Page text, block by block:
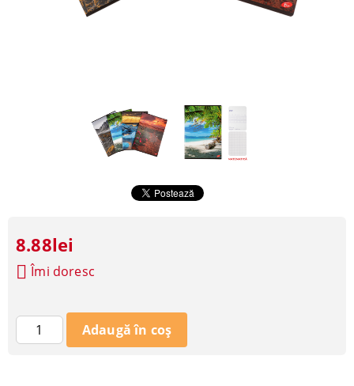
8.88lei
Îmi doresc